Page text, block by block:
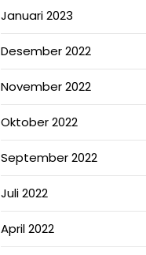
Januari 2023
Desember 2022
November 2022
Oktober 2022
September 2022
Juli 2022
April 2022